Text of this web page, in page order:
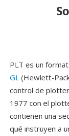
PLT es un
GL (Hewlett-
control de
1977 con el
contienen una
qué instruyen a